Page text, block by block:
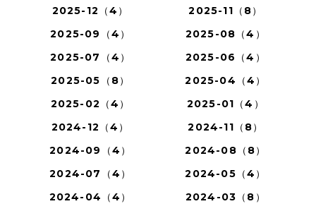
2025-12（4）
2025-11（8）
2025-09（4）
2025-08（4）
2025-07（4）
2025-06（4）
2025-05（8）
2025-04（4）
2025-02（4）
2025-01（4）
2024-12（4）
2024-11（8）
2024-09（4）
2024-08（8）
2024-07（4）
2024-05（4）
2024-04（4）
2024-03（8）